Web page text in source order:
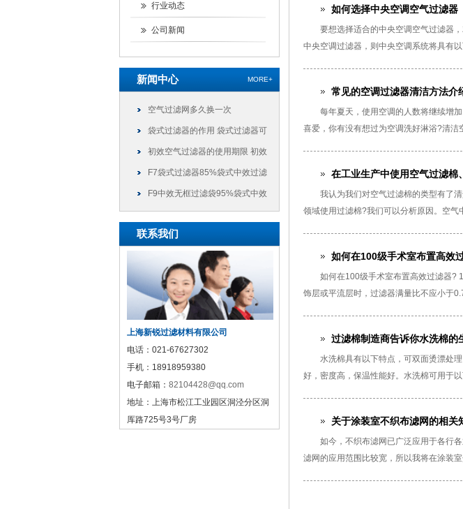
行业动态
公司新闻
新闻中心 MORE+
空气过滤网多久换一次
袋式过滤器的作用 袋式过滤器可
以干什么
初效空气过滤器的使用期限 初效
过滤器可以使用多久
F7袋式过滤器85%袋式中效过滤
袋
F9中效无框过滤袋95%袋式中效
过滤袋
联系我们
上海新锐过滤材料有限公司
电话： 021-67627302
手机： 18918959380
电子邮箱： 82104428@qq.com
地址：
上海市松江工业园区洞泾分区洞
厍路725号3号厂房
如何选择中央空调空气过滤器
要想选择适合的中央空调空气过滤器
中央空调过滤器，则中央空调系统将具
常见的空调过滤器清洁方法介
每年夏天，使用空调的人数将继续增
喜爱，你有没有想过为空调洗好淋浴?清
在工业生产中使用空气过滤棉
我认为我们对空气过滤棉的类型有了
领域使用过滤棉?我们可以分析原因。空
如何在100级手术室布置高效
如何在100级手术室布置高效过滤器
饰层或平流层时，过滤器满量比不应小
过滤棉制造商告诉你水洗棉的
水洗棉具有以下特点，可双面烫漂处
好，密度高，保温性能好。水洗棉可用于
关于涂装室不织布滤网的相关
如今，不织布滤网已广泛应用于各行
滤网的应用范围比较宽，所以我将在涂装